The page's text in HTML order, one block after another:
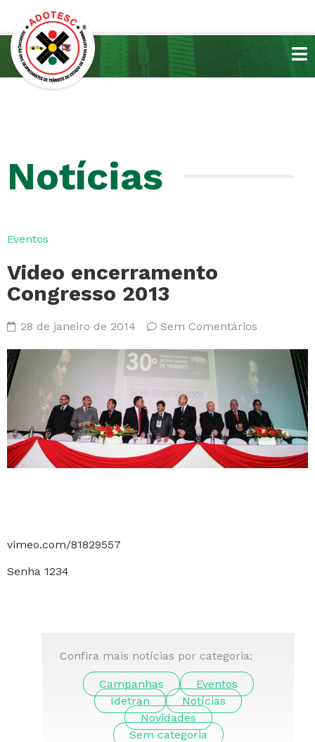
Notícias
Eventos
Video encerramento
Congresso 2013
28 de janeiro de 2014 Sem Comentários
vimeo.com/81829557
Senha 1234
Confira mais notícias por categoria:
Campanhas
Eventos
Idetran
Notícias
Novidades
Sem categoria